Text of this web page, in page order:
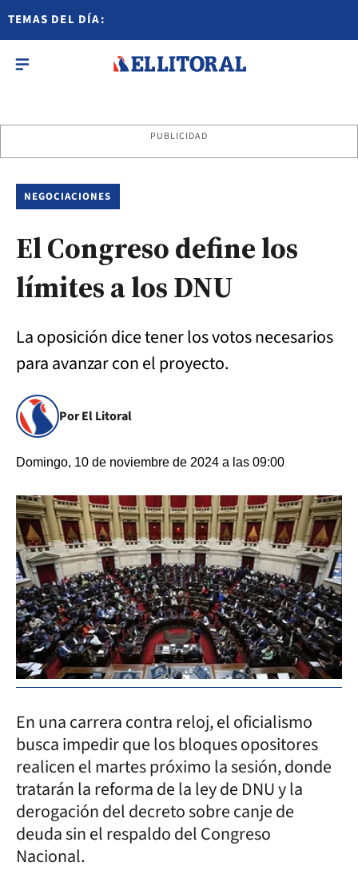
TEMAS DEL DÍA:
PUBLICIDAD
NEGOCIACIONES
El Congreso define los
límites a los DNU
La oposición dice tener los votos necesarios
para avanzar con el proyecto.
Por El Litoral
Domingo, 10 de noviembre de 2024 a las 09:00
En una carrera contra reloj, el oficialismo
busca impedir que los bloques opositores
realicen el martes próximo la sesión, donde
tratarán la reforma de la ley de DNU y la
derogación del decreto sobre canje de
deuda sin el respaldo del Congreso
Nacional.